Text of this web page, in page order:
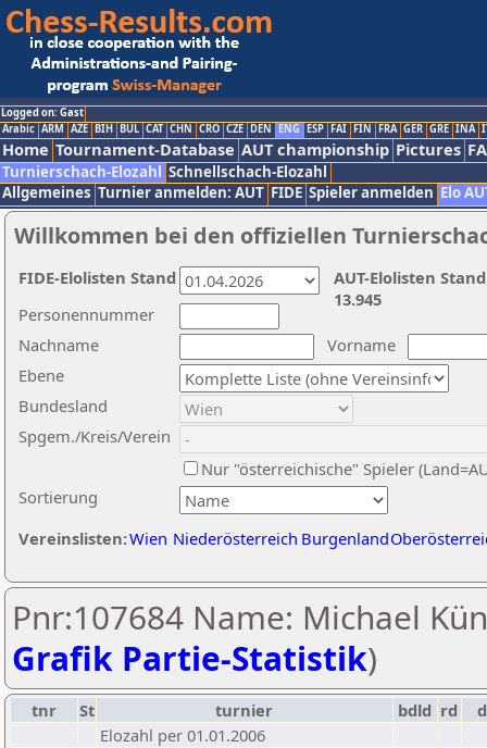
Logged on: Gast
Arabic ARM AZE BIH BUL CAT CHN CRO CZE DEN ENG ESP FAI FIN FRA GER GRE INA
Home Tournament-Database AUT championship Pictures
Turnierschach-Elozahl Schnellschach-Elozahl
Allgemeines Turnier anmelden: AUT FIDE Spieler anmelden Elo
Willkommen bei den offiziellen
Nachname
Vorname
Ebene
Sortierung
Personennummer
Bundesland
Spgem./Kreis/Verein
Nur "österreichische" Spieler
Vereinslisten:Wien Niederösterreich Burgenland
AUT-Elolisten
13.945
FIDE-Elolisten Stand
Pnr:107684 Name: Michael
Grafik Partie-Statistik)
tnr St turnier bdld rd
Elozahl per 01.01.2006